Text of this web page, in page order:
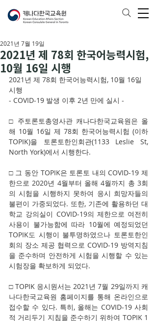
2021년 제 78회 한국어능력시험,
10월 16일 시행
2021년 7월 19일
2021년 제 78회 한국어능력시험, 10월 16일
시행
- COVID-19 발생 이후 2년 만에 실시 -
□ 주토론토총영사관 캐나다한국교육원은 올
해 10월 16일 제 78회 한국어능력시험 (이하
TOPIK)을 토론토한인회관(1133 Leslie St,
North York)에서 시행한다.
□ 그 동안 TOPIK은 토론토 내의 COVID-19 제
한으로 2020년 4월부터 올해 4월까지 총 3회
의 시험을 시행하지 못하여 응시 희망자들의
불편이 가중되었다. 또한, 기존에 활용하던 대
학교 강의실이 COVID-19의 제한으로 여전히
사용이 불가능함에 따라 10월에 예정되었던
TOPIK도 시행이 불투명하였으나 토론토한인
회의 장소 제공 협력으로 COVID-19 방역지침
을 준수하며 안전하게 시험을 시행할 수 있는
시험장을 확보하게 되었다.
□ TOPIK 응시원서는 2021년 7월 29일까지 캐
나다한국교육원 홈페이지를 통해 온라인으로
접수할 수 있다. 특히, 올해는 COVID-19 사회
적 거리두기 지침을 준수하기 위하여 TOPIK 1